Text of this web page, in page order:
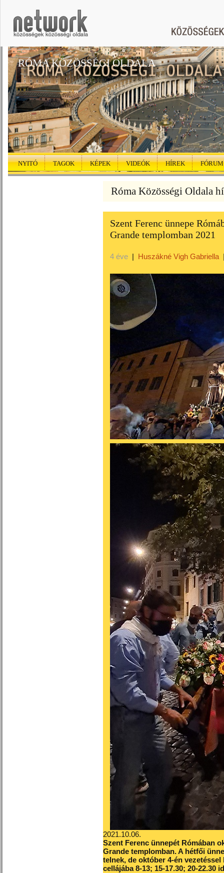
RÓMA KÖZÖSSÉGI OLDALA
NYITÓ TAGOK KÉPEK VIDEÓK HÍREK FÓRUM
Róma Közösségi Oldala
Szent Ferenc ünnepe
Grande templomban 2021
4 éve | Huszákné Vigh Gabriella
2021.10.06.
Szent Ferenc ünnepét Rómában
Grande templomban. A hétfői
telnek, de október 4-én
cellájába 8-13; 15-17.30; 20-22.30